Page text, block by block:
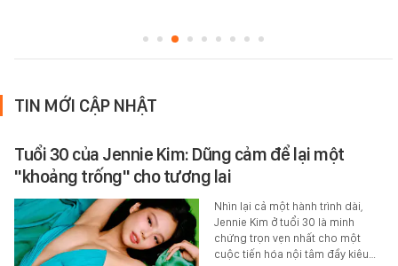
TIN MỚI CẬP NHẬT
Tuổi 30 của Jennie Kim: Dũng cảm để lại một
"khoảng trống" cho tương lai
Nhìn lại cả một hành trình dài,
Jennie Kim ở tuổi 30 là minh
chứng trọn vẹn nhất cho một
cuộc tiến hóa nội tâm đầy kiêu…